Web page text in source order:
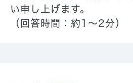
い申し上げます。
（回答時間：約1〜2分）